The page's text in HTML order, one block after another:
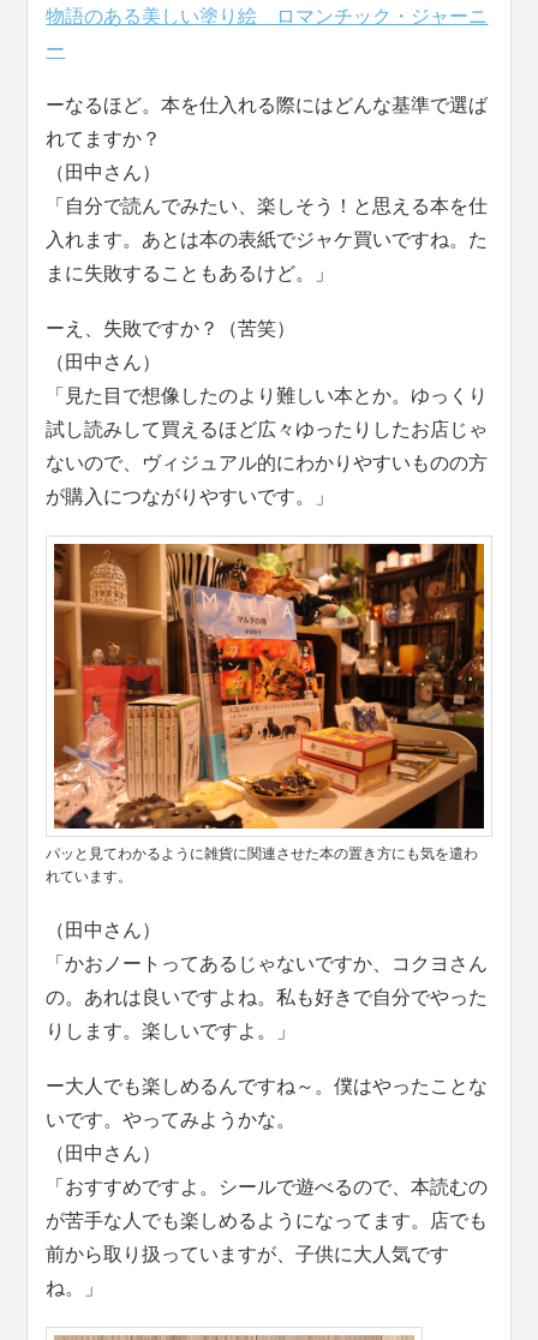
物語のある美しい塗り絵 ロマンチック・ジャーニ
ー
ーなるほど。本を仕入れる際にはどんな基準で選ば
れてますか？
（田中さん）
「自分で読んでみたい、楽しそう！と思える本を仕
入れます。あとは本の表紙でジャケ買いですね。た
まに失敗することもあるけど。」
ーえ、失敗ですか？（苦笑）
（田中さん）
「見た目で想像したのより難しい本とか。ゆっくり
試し読みして買えるほど広々ゆったりしたお店じゃ
ないので、ヴィジュアル的にわかりやすいものの方
が購入につながりやすいです。」
パッと見てわかるように雑貨に関連させた本の置き方にも気を遣わ
れています。
（田中さん）
「かおノートってあるじゃないですか、コクヨさん
の。あれは良いですよね。私も好きで自分でやった
りします。楽しいですよ。」
ー大人でも楽しめるんですね～。僕はやったことな
いです。やってみようかな。
（田中さん）
「おすすめですよ。シールで遊べるので、本読むの
が苦手な人でも楽しめるようになってます。店でも
前から取り扱っていますが、子供に大人気です
ね。」